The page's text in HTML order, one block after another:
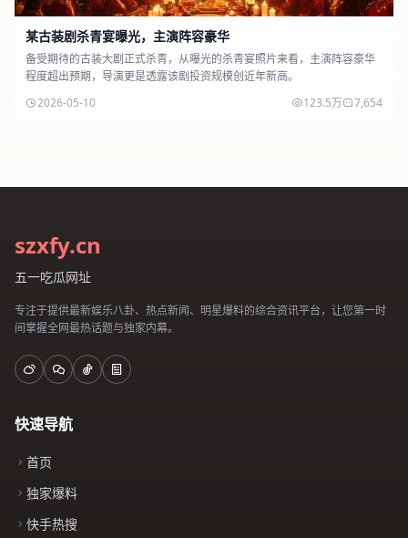
某古装剧杀青宴曝光，主演阵容豪华
备受期待的古装大剧正式杀青，从曝光的杀青宴照片来看，主演阵容豪华
程度超出预期，导演更是透露该剧投资规模创近年新高。
2026-05-10
123.5万 7,654
szxfy.cn
五一吃瓜网址
专注于提供最新娱乐八卦、热点新闻、明星爆料的综合资讯平台，让您第一时
间掌握全网最热话题与独家内幕。
快速导航
首页
独家爆料
快手热搜